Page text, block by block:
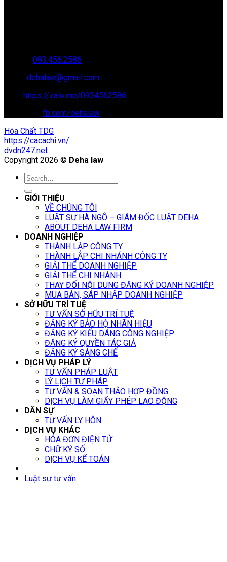
093.456.2586
dehalaw@gmail.com
https://zalo.me/0934562586
fb.com/dehalaw
Hóa Chất TDG
https://cacachi.vn/
dvdn247.net
Copyright 2026 © Deha law
GIỚI THIỆU
VỀ CHÚNG TÔI
LUẬT SƯ HÀ NGÔ – GIÁM ĐỐC LUẬT DEHA
ABOUT DEHA LAW FIRM
DOANH NGHIỆP
THÀNH LẬP CÔNG TY
THÀNH LẬP CHI NHÁNH CÔNG TY
GIẢI THỂ DOANH NGHIỆP
GIẢI THỂ CHI NHÁNH
THAY ĐỔI NỘI DUNG ĐĂNG KÝ DOANH NGHIỆP
MUA BÁN, SÁP NHẬP DOANH NGHIỆP
SỞ HỮU TRÍ TUỆ
TƯ VẤN SỞ HỮU TRÍ TUỆ
ĐĂNG KÝ BẢO HỘ NHÃN HIỆU
ĐĂNG KÝ KIỂU DÁNG CÔNG NGHIỆP
ĐĂNG KÝ QUYỀN TÁC GIẢ
ĐĂNG KÝ SÁNG CHẾ
DỊCH VỤ PHÁP LÝ
TƯ VẤN PHÁP LUẬT
LÝ LỊCH TƯ PHÁP
TƯ VẤN & SOẠN THẢO HỢP ĐỒNG
DỊCH VỤ LÀM GIẤY PHÉP LAO ĐỘNG
DÂN SỰ
TƯ VẤN LY HÔN
DỊCH VỤ KHÁC
HÓA ĐƠN ĐIỆN TỬ
CHỮ KÝ SỐ
DỊCH VỤ KẾ TOÁN
Luật sư tư vấn